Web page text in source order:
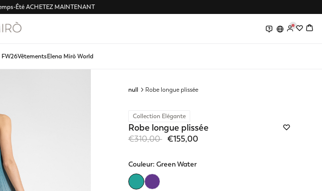
ÉtéACHETEZ MAINTENANT
0
VêtementsElena Mirò World
null Robe longue plissée
Collection Elégante
Robe longue plissée
Price reduced from
€310,00to€155,00
Couleur: Green Water